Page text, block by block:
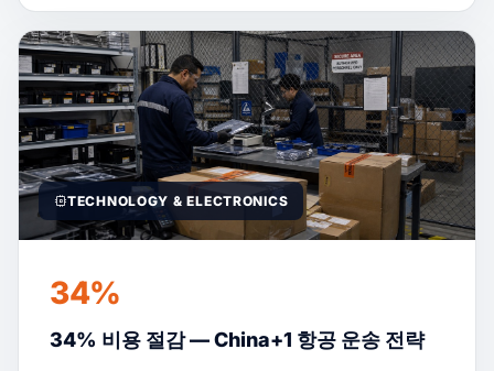
TECHNOLOGY & ELECTRONICS
34%
34% 비용 절감 — China+1 항공 운송 전략